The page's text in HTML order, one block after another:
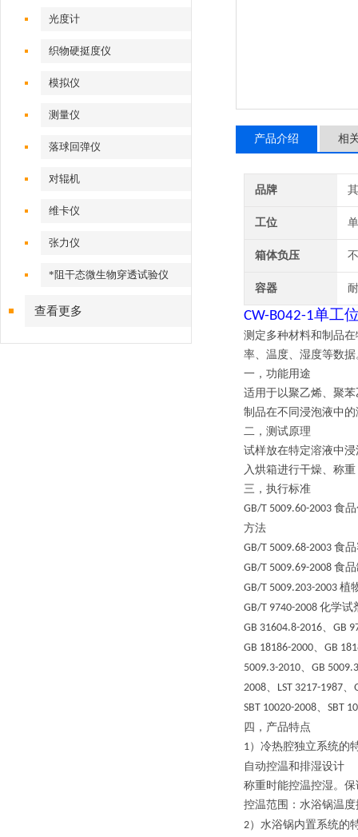
光度计
织物硬挺度仪
模拟仪
测量仪
落球回弹仪
对辊机
维卡仪
张力仪
*阻干态微生物穿透试验仪
查看更多
产品介绍 相
品牌
工位
箱体负压
容器
CW-B042-1单工
测定多种材料和制品
率、温度、湿度等数据
一， 功能用途
适用于以聚乙烯、聚
制品在不同浸泡液中
二， 测试原理
试样放在特定溶液中
入烘箱进行干燥、称
三， 执行标准
GB/T 5009.60-2003 食
方法
GB/T 5009.68-2003 食
GB/T 5009.69-2008 食
GB/T 5009.203-2003 植
GB/T 9740-2008 化学试
GB 31604.8-2016、 GB
GB 18186-2000、 GB
5009.3-2010、 GB
2008、 LST 3217-1987、
SBT 10020-2008、 SBT
四， 产品特点
1）冷热腔独立系统的
自动控温和排湿设计
称重时能控温控湿。
控温范围：水浴锅温
2）水浴锅内置系统的